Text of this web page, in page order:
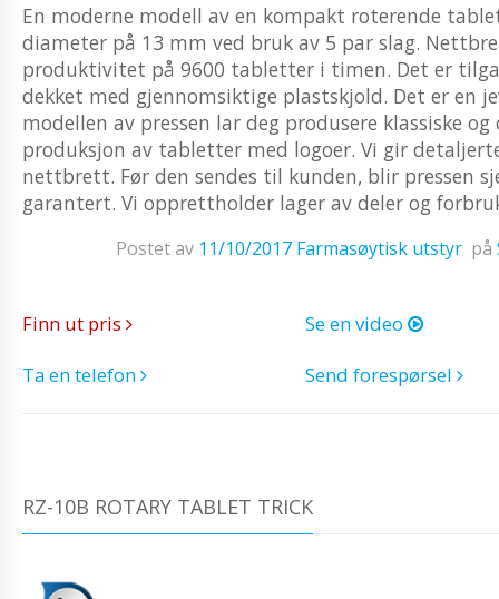
En moderne modell av en kompakt roterende
diameter på 13 mm ved bruk av 5 par slag.
produktivitet på 9600 tabletter i timen. Det er
dekket med gjennomsiktige plastskjold. Det er en
modellen av pressen lar deg produsere klassiske
produksjon av tabletter med logoer. Vi gir
nettbrett. Før den sendes til kunden, blir pressen
garantert. Vi opprettholder lager av deler og
Postet av 11/10/2017 Farmasøytisk utstyr på
Finn ut pris
Se en video
Ta en telefon
Send forespørsel
RZ-10B ROTARY TABLET TRICK